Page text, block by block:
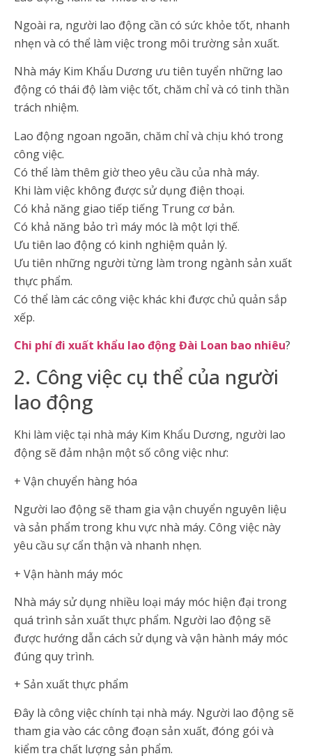
Ngoài ra, người lao động cần có sức khỏe tốt, nhanh
nhẹn và có thể làm việc trong môi trường sản xuất.
Nhà máy Kim Khẩu Dương ưu tiên tuyển những lao
động có thái độ làm việc tốt, chăm chỉ và có tinh thần
trách nhiệm.
Lao động ngoan ngoãn, chăm chỉ và chịu khó trong
công việc.
Có thể làm thêm giờ theo yêu cầu của nhà máy.
Khi làm việc không được sử dụng điện thoại.
Có khả năng giao tiếp tiếng Trung cơ bản.
Có khả năng bảo trì máy móc là một lợi thế.
Ưu tiên lao động có kinh nghiệm quản lý.
Ưu tiên những người từng làm trong ngành sản xuất
thực phẩm.
Có thể làm các công việc khác khi được chủ quản sắp
xếp.
Chi phí đi xuất khẩu lao động Đài Loan bao nhiêu?
2. Công việc cụ thể của người
lao động
Khi làm việc tại nhà máy Kim Khẩu Dương, người lao
động sẽ đảm nhận một số công việc như:
+ Vận chuyển hàng hóa
Người lao động sẽ tham gia vận chuyển nguyên liệu
và sản phẩm trong khu vực nhà máy. Công việc này
yêu cầu sự cẩn thận và nhanh nhẹn.
+ Vận hành máy móc
Nhà máy sử dụng nhiều loại máy móc hiện đại trong
quá trình sản xuất thực phẩm. Người lao động sẽ
được hướng dẫn cách sử dụng và vận hành máy móc
đúng quy trình.
+ Sản xuất thực phẩm
Đây là công việc chính tại nhà máy. Người lao động sẽ
tham gia vào các công đoạn sản xuất, đóng gói và
kiểm tra chất lượng sản phẩm.